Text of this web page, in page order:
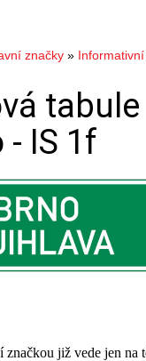
značky »
- IS 1f
značkou již vede jen na